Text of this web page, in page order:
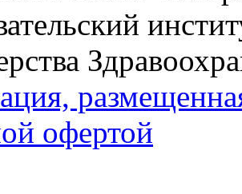
офертой